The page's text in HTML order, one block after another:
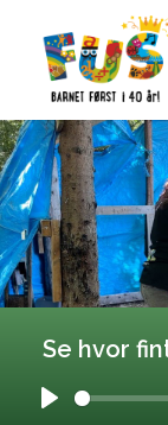
Hopp til innhold
Se hvor